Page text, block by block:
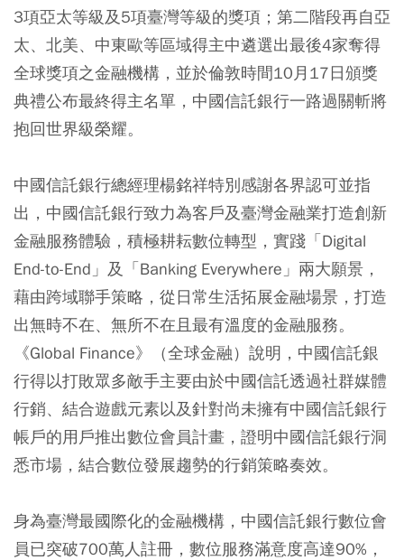
3項亞太等級及5項臺灣等級的獎項；第二階段再自亞
太、北美、中東歐等區域得主中遴選出最後4家奪得
全球獎項之金融機構，並於倫敦時間10月17日頒獎
典禮公布最終得主名單，中國信託銀行一路過關斬將
抱回世界級榮耀。
中國信託銀行總經理楊銘祥特別感謝各界認可並指
出，中國信託銀行致力為客戶及臺灣金融業打造創新
金融服務體驗，積極耕耘數位轉型，實踐「Digital
End-to-End」及「Banking Everywhere」兩大願景，
藉由跨域聯手策略，從日常生活拓展金融場景，打造
出無時不在、無所不在且最有溫度的金融服務。
《Global Finance》（全球金融）說明，中國信託銀
行得以打敗眾多敵手主要由於中國信託透過社群媒體
行銷、結合遊戲元素以及針對尚未擁有中國信託銀行
帳戶的用戶推出數位會員計畫，證明中國信託銀行洞
悉市場，結合數位發展趨勢的行銷策略奏效。
身為臺灣最國際化的金融機構，中國信託銀行數位會
員已突破700萬人註冊，數位服務滿意度高達90%，